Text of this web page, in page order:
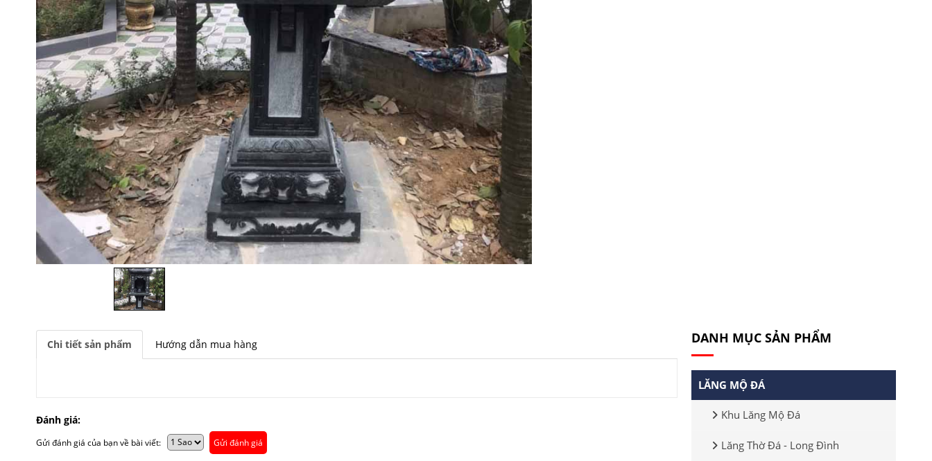
Chi tiết sản phẩm Hướng dẫn mua hàng
Đánh giá:
Gửi đánh giá của bạn về bài viết: Gửi đánh giá
DANH MỤC SẢN PHẨM
LĂNG MỘ ĐÁ
Khu Lăng Mộ Đá
Lăng Thờ Đá - Long Đình